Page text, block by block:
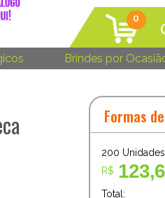
0
Brindes por
Formas
200 Unidades
R$
Total: